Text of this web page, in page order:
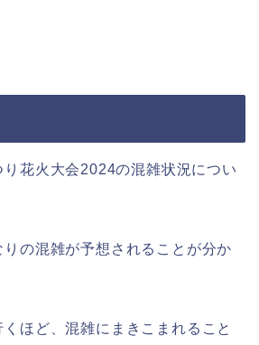
り花火大会2024の混雑状況につい
の混雑が予想されることが分か
ほど、混雑にまきこまれること